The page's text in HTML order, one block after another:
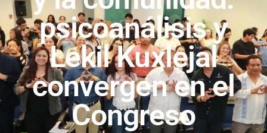
psicoanálisis y
Lekil Kuxlejal
convergen en el
Congreso